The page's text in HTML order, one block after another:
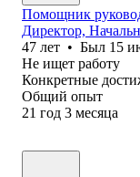
Помощник
Директор,
47 лет • Был 15
Не ищет работу
Конкретные
Общий опыт
21 год 3 месяца